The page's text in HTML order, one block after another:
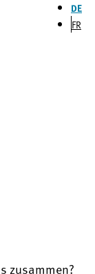
DE
FR
zusammen?